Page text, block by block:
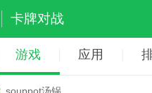
卡牌对战
游戏 应用